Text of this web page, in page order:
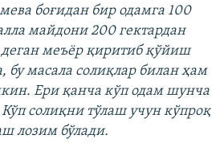
боғидан бир одамга 100
майдони 200 гектардан
меъёр қиритиб қўйиш
бу масала солиқлар билан ҳам
Ери қанча кўп одам шунча
солиқни тўлаш учун кўпроқ
лозим бўлади.